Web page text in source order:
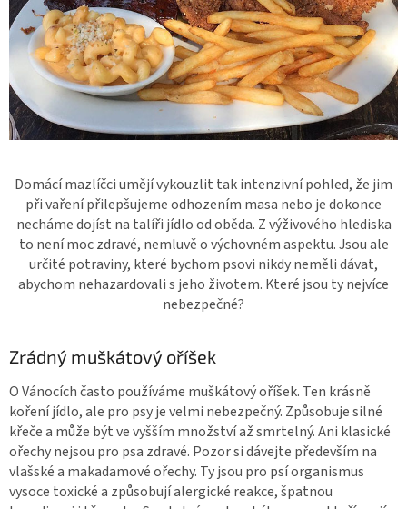
Domácí mazlíčci umějí vykouzlit tak intenzivní pohled, že jim
při vaření přilepšujeme odhozením masa nebo je dokonce
necháme dojíst na talíři jídlo od oběda. Z výživového hlediska
to není moc zdravé, nemluvě o výchovném aspektu. Jsou ale
určité potraviny, které bychom psovi nikdy neměli dávat,
abychom nehazardovali s jeho životem. Které jsou ty nejvíce
nebezpečné?
Zrádný muškátový oříšek
O Vánocích často používáme muškátový oříšek. Ten krásně
koření jídlo, ale pro psy je velmi nebezpečný. Způsobuje silné
křeče a může být ve vyšším množství až smrtelný. Ani klasické
ořechy nejsou pro psa zdravé. Pozor si dávejte především na
vlašské a makadamové ořechy. Ty jsou pro psí organismus
vysoce toxické a způsobují alergické reakce, špatnou